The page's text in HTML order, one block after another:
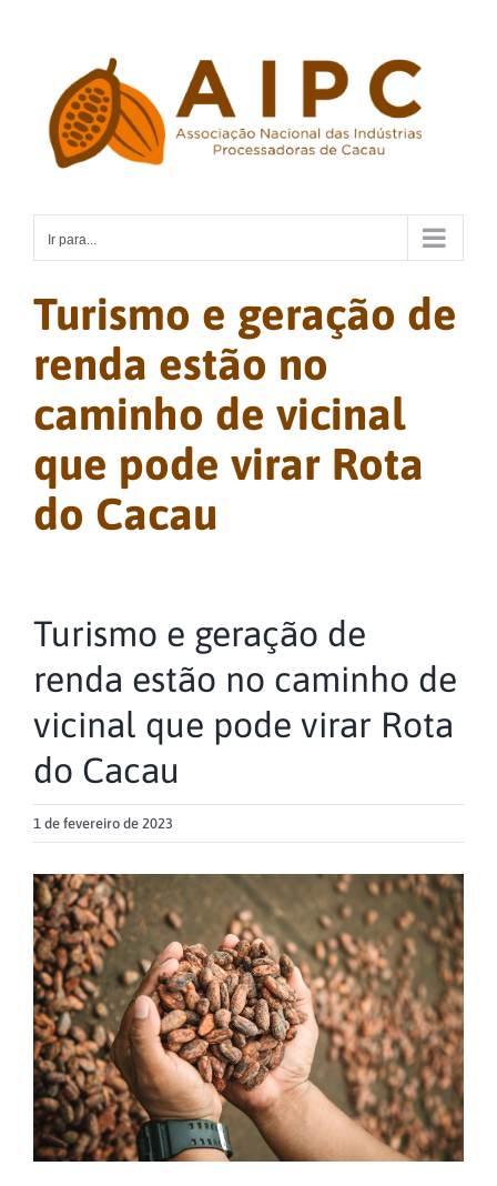
conteúdo
Ir para...
Turismo e geração de
renda estão no
caminho de vicinal
que pode virar Rota
do Cacau
Turismo e geração de
renda estão no caminho de
vicinal que pode virar Rota
do Cacau
1 de fevereiro de 2023
View
Larger
Image